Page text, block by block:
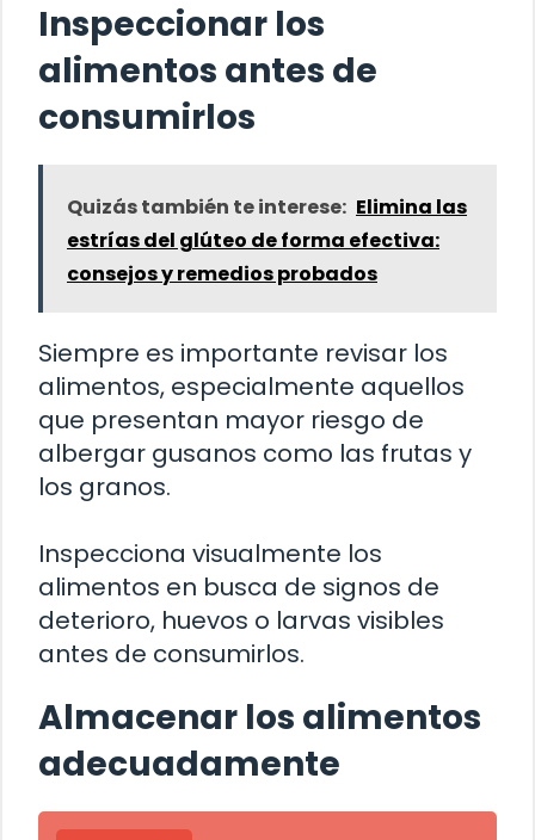
Inspeccionar los
alimentos antes de
consumirlos
Quizás también te interese: Elimina las
estrías del glúteo de forma efectiva:
consejos y remedios probados
Siempre es importante revisar los
alimentos, especialmente aquellos
que presentan mayor riesgo de
albergar gusanos como las frutas y
los granos.
Inspecciona visualmente los
alimentos en busca de signos de
deterioro, huevos o larvas visibles
antes de consumirlos.
Almacenar los alimentos
adecuadamente